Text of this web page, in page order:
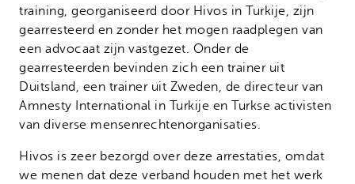
training, georganiseerd door Hivos in Turkije, zijn
gearresteerd en zonder het mogen raadplegen van
een advocaat zijn vastgezet. Onder de
gearresteerden bevinden zich een trainer uit
Duitsland, een trainer uit Zweden, de directeur van
Amnesty International in Turkije en Turkse activisten
van diverse mensenrechtenorganisaties.
Hivos is zeer bezorgd over deze arrestaties, omdat
we menen dat deze verband houden met het werk